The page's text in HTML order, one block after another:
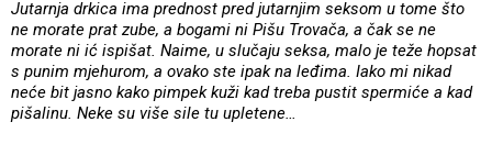
Jutarnja drkica ima prednost pred jutarnjim seksom u tome što
ne morate prat zube, a bogami ni Pišu Trovača, a čak se ne
morate ni ić ispišat. Naime, u slučaju seksa, malo je teže hopsat
s punim mjehurom, a ovako ste ipak na leđima. Iako mi nikad
neće bit jasno kako pimpek kuži kad treba pustit spermiće a kad
pišalinu. Neke su više sile tu upletene…